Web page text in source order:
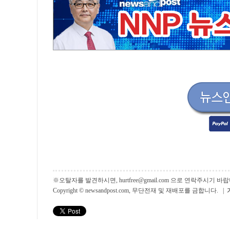
※오탈자를 발견하시면, hurtfree@gmail.com 으로 연락주시기 바
Copyright © newsandpost.com, 무단전재 및 재배포를 금합니다. |